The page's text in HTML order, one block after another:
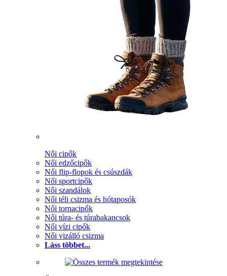
Női cipők
Női edzőcipők
Női flip-flopok és csúszdák
Női sportcipők
Női szandálok
Női téli csizma és hótaposók
Női tornacipők
Női túra- és túrabakancsok
Női vízi cipők
Női vizálló csizma
Láss többet...